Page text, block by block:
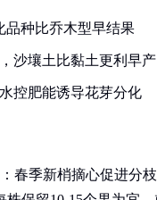
品种比乔木型早结果
沙壤土比黏土更利早产
控肥能诱导花芽分化
春季新梢摘心促进分